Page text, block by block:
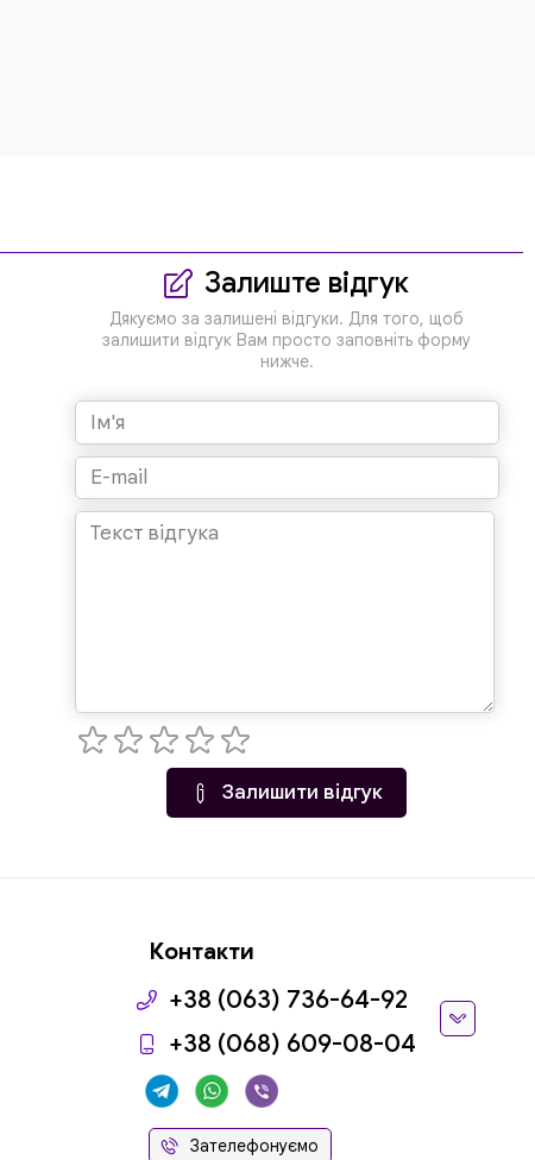
Залиште відгук
Дякуємо за залишені відгуки. Для того, щоб
залишити відгук Вам просто заповніть форму
нижче.
Залишити відгук
Контакти
+38 (063) 736-64-92
+38 (068) 609-08-04
Зателефонуємо